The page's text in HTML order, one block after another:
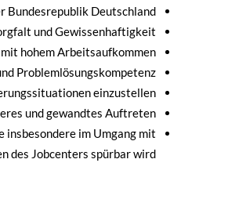
Bundesrepublik Deutschland
und Gewissenhaftigkeit
hohem Arbeitsaufkommen
Problemlösungskompetenz
einzustellen
und gewandtes Auftreten
im Umgang mit
des Jobcenters spürbar wird